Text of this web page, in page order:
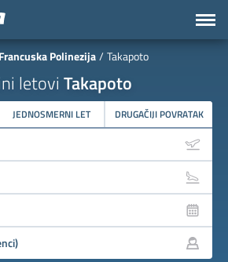
Francuska Polinezija Takapoto
letovi Takapoto
JEDNOSMERNI LET DRUGAČIJI POVRATAK